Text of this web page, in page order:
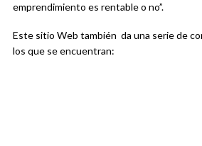
emprendimiento es rentable o no”.
Este sitio Web también da una serie de
los que se encuentran: